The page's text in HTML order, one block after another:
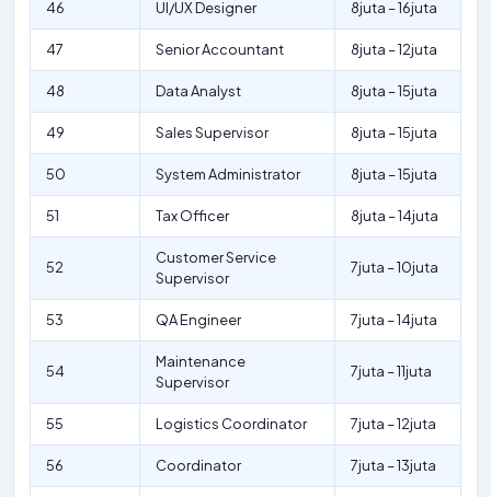
46 UI/UX Designer 8juta – 16juta
47 Senior Accountant 8juta – 12juta
48 Data Analyst 8juta – 15juta
49 Sales Supervisor 8juta – 15juta
50 System Administrator 8juta – 15juta
51 Tax Officer 8juta – 14juta
52
Customer Service
Supervisor
7juta – 10juta
53 QA Engineer 7juta – 14juta
54
Maintenance
Supervisor
7juta – 11juta
55 Logistics Coordinator 7juta – 12juta
56 Coordinator 7juta – 13juta